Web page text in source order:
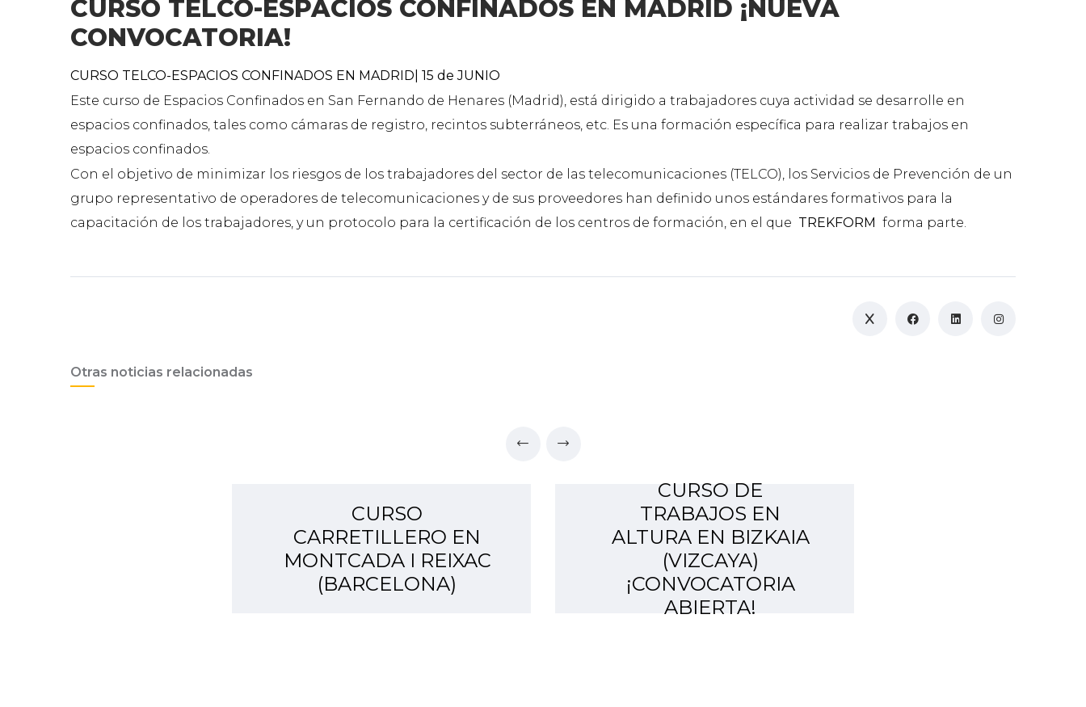
CURSO TELCO-ESPACIOS CONFINADOS EN MADRID ¡NUEVA
CONVOCATORIA!
CURSO TELCO-ESPACIOS CONFINADOS EN MADRID| 15 de JUNIO
Este curso de Espacios Confinados en San Fernando de Henares (Madrid), está dirigido a trabajadores cuya actividad se desarrolle en
espacios confinados, tales como cámaras de registro, recintos subterráneos, etc. Es una formación específica para realizar trabajos en
espacios confinados.
Con el objetivo de minimizar los riesgos de los trabajadores del sector de las telecomunicaciones (TELCO), los Servicios de Prevención de un
grupo representativo de operadores de telecomunicaciones y de sus proveedores han definido unos estándares formativos para la
capacitación de los trabajadores, y un protocolo para la certificación de los centros de formación, en el que TREKFORM forma parte.
Otras noticias relacionadas
CURSO
CARRETILLERO EN
MONTCADA I REIXAC
(BARCELONA)
CURSO DE
TRABAJOS EN
ALTURA EN BIZKAIA
(VIZCAYA)
¡CONVOCATORIA
ABIERTA!